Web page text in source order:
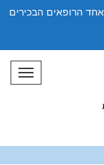
תפריט
הרופאים הבכירים